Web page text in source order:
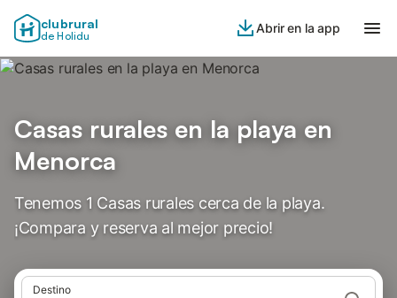
clubrural
de Holidu
Abrir en la app
Casas rurales en la playa en
Menorca
Tenemos 1 Casas rurales cerca de la playa.
¡Compara y reserva al mejor precio!
Destino